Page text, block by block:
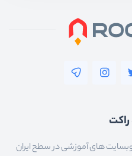
راکت
وبسایت های آموزشی در سطح ایران